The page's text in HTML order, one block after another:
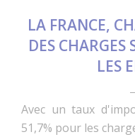
LA FRANCE,
DES CHARGES
LES
Avec un taux
51,7% pour les